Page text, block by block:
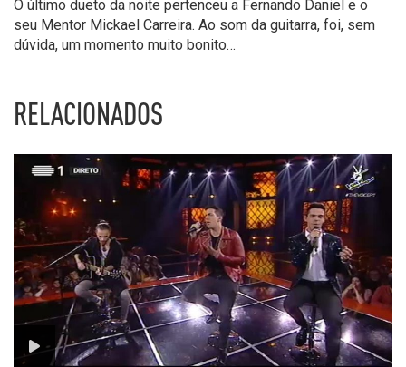
O último dueto da noite pertenceu a Fernando Daniel e o
seu Mentor Mickael Carreira. Ao som da guitarra, foi, sem
dúvida, um momento muito bonito…
RELACIONADOS